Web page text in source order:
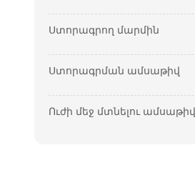
Ստորագրող մարմին
Ստորագրման ամսաթիվ
Ուժի մեջ մտնելու ամսաթիվ